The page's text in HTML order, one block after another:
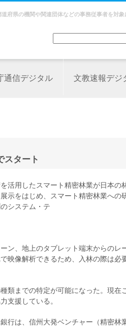
府県の機関や関連団体などの事務従事者を対
通信デジタル 文教速報デジ
スタート
活用したスマート精密林業が日本の
示をはじめ、スマート精密林業への
システム・テ
ン、地上のタブレット端末からのレ
映像解析できるため、入林の際は必
類までの特定が可能になった。現在
支援している。
行は、信州大発ベンチャー（精密林